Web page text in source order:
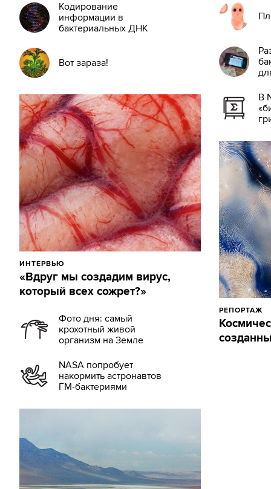
Кодирование
информации в
бактериальных ДНК
Вот зараза!
ИНТЕРВЬЮ
«Вдруг мы создадим вирус,
который всех сожрет?»
Фото дня: самый
крохотный живой
организм на Земле
NASA попробует
накормить астронавтов
ГМ-бактериями
В
РЕПОРТАЖ